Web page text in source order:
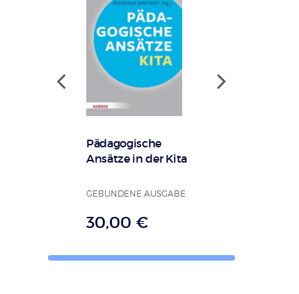
Pädagogische
Ansätze in der Kita
GEBUNDENE AUSGABE
30,00 €